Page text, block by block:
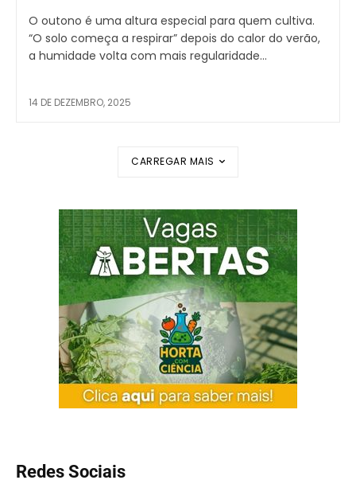
O outono é uma altura especial para quem cultiva.
“O solo começa a respirar” depois do calor do verão,
a humidade volta com mais regularidade...
14 DE DEZEMBRO, 2025
CARREGAR MAIS
Redes Sociais